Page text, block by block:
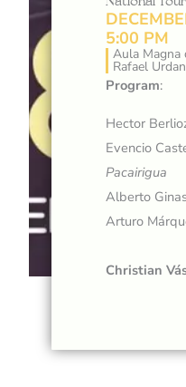
5:00 PM
Aula Magna
Rafael
Program:
Hector
Evencio
Pacairigua
Alberto
Arturo
Christian